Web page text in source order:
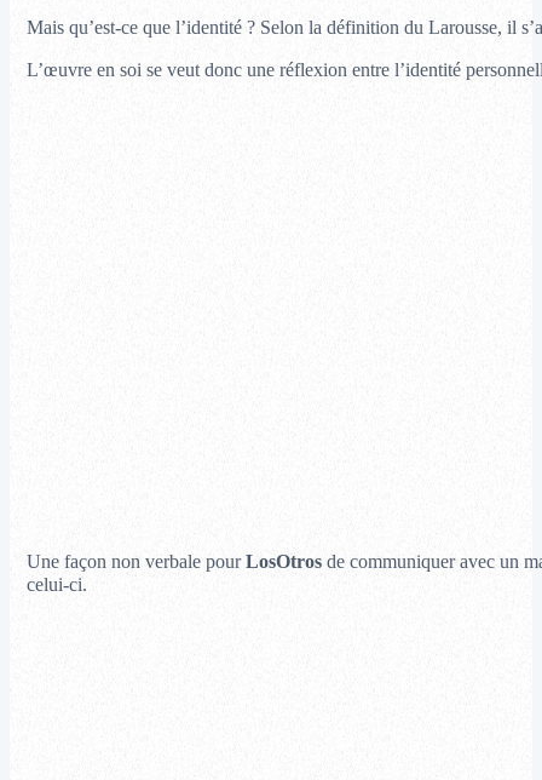
Mais qu’est-ce que l’identité ? Selon la définition du Larousse, il
L’œuvre en soi se veut donc une réflexion entre l’identité
Une façon non verbale pourLosOtrosde communiquer avec un
celui-ci.